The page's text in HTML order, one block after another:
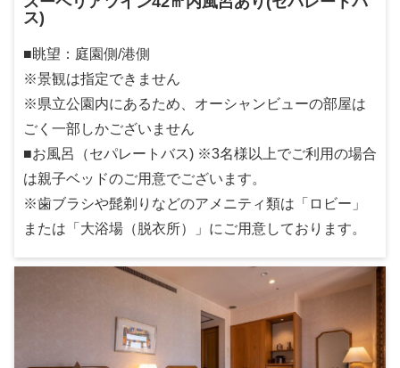
ス)
■眺望：庭園側/港側
※景観は指定できません
※県立公園内にあるため、オーシャンビューの部屋は
ごく一部しかございません
■お風呂（セパレートバス) ※3名様以上でご利用の場合
は親子ベッドのご用意でございます。
※歯ブラシや髭剃りなどのアメニティ類は「ロビー」
または「大浴場（脱衣所）」にご用意しております。